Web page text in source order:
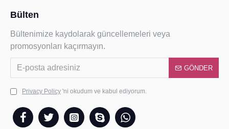
Bülten
Bültenimize kaydolarak güncellemeleri veya
promosyonları kaçırmayın.
GÖNDER
Privacy Policy 'ni okudum ve kabul ediyorum.